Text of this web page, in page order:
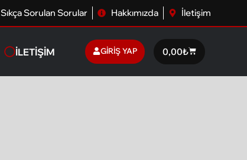
Sıkça Sorulan Sorular Hakkımızda İletişim
İLETIŞIM GIRIŞ YAP 0,00₺